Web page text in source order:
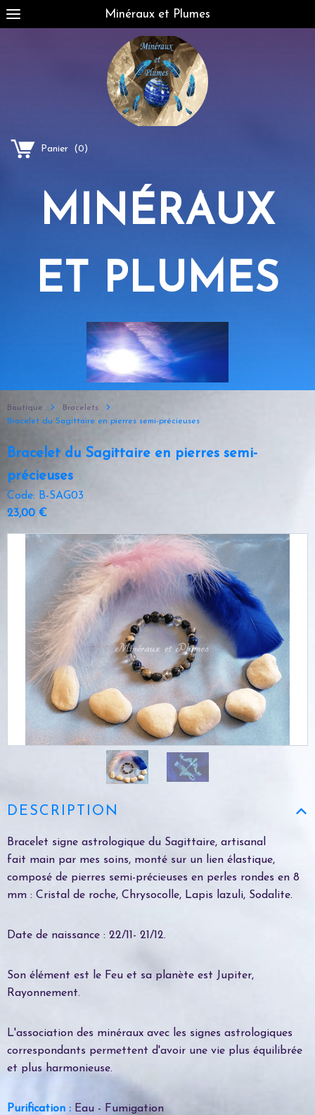
Minéraux et Plumes
Panier (0)
MINÉRAUX
ET PLUMES
Boutique
Bracelets
Bracelet du Sagittaire en pierres semi-précieuses
Bracelet du Sagittaire en pierres semi-
précieuses
Code: B-SAG03
23,00 €
DESCRIPTION
Bracelet signe astrologique du Sagittaire, artisanal
fait main par mes soins, monté sur un lien élastique,
composé de pierres semi-précieuses en perles rondes en 8
mm : Cristal de roche, Chrysocolle, Lapis lazuli, Sodalite.
Date de naissance : 22/11- 21/12.
Son élément est le Feu et sa planète est Jupiter,
Rayonnement.
L'association des minéraux avec les signes astrologiques
correspondants permettent d'avoir une vie plus équilibrée
et plus harmonieuse.
Purification : Eau - Fumigation